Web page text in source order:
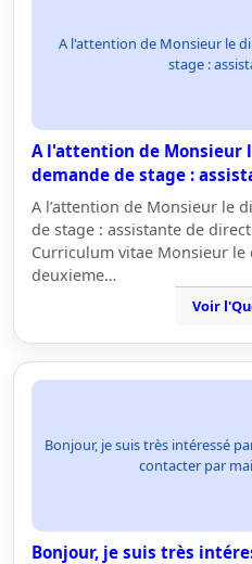
A l'attention de Monsieur le
stage :
A l'attention de Monsieur
demande de stage :
A l’attention de Monsieur le
de stage : assistante de
Curriculum vitae Monsieur le
deuxieme…
Voir
Bonjour, je suis très intéressé
contacter par
Bonjour, je suis très